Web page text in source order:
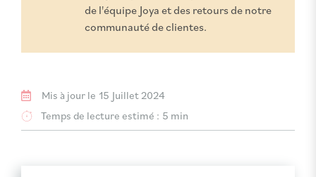
de l'équipe Joya et des retours de notre
communauté de clientes.
Mis à jour le 15 Juillet 2024
Temps de lecture estimé : 5 min